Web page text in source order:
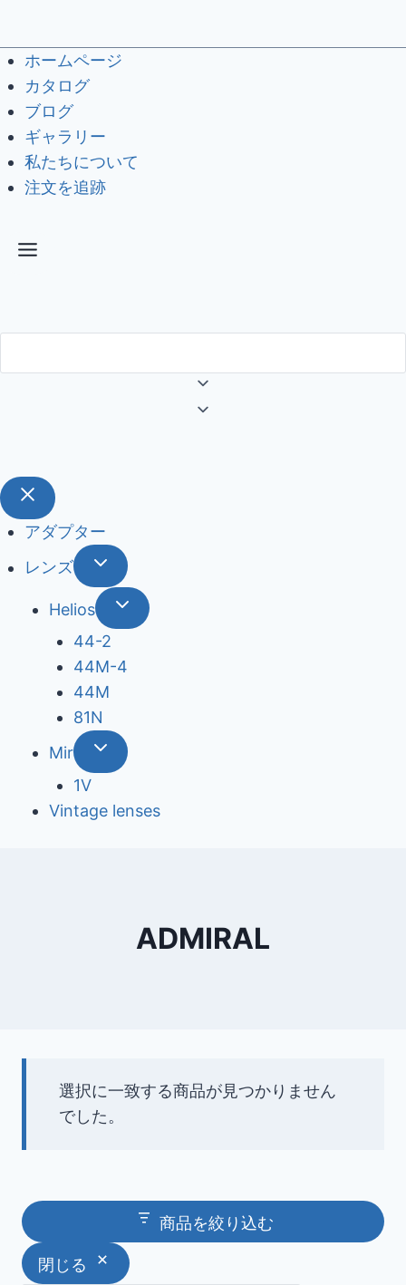
ホームページ
カタログ
ブログ
ギャラリー
私たちについて
注文を追跡
アダプター
レンズ
Helios
44-2
44М-4
44М
81N
Mir
1V
Vintage lenses
ADMIRAL
選択に一致する商品が見つかりません
でした。
商品を絞り込む
閉じる